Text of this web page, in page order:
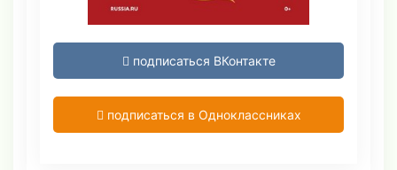
подписаться ВКонтакте
подписаться в Одноклассниках